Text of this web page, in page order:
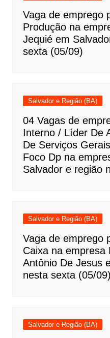
Vaga de emprego
Produção na
Jequié em
sexta (05/09)
Salvador e Região (BA)
04 Vagas de
Interno / Líder De
De Serviços
Foco Dp na
Salvador e região
Salvador e Região (BA)
Vaga de emprego
Caixa na empresa
Antônio De Jesus
nesta sexta (05/09)
Salvador e Região (BA)